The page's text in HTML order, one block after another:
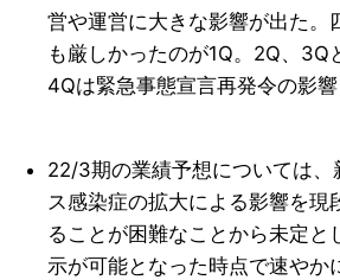
営や運営に大きな影響が出た。
も厳しかったのが1Q。2Q、3Q
4Qは緊急事態宣言再発令の影響
22/3期の業績予想については、
ス感染症の拡大による影響を現
ることが困難なことから未定と
示が可能となった時点で速やか